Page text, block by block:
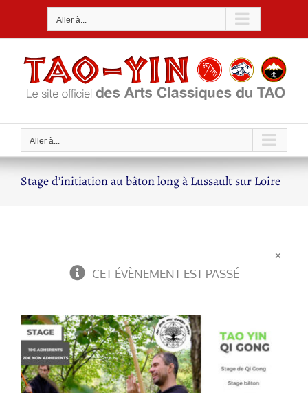
Aller à...
Aller à...
Stage d’initiation au bâton long à Lussault sur Loire
CET ÉVÈNEMENT EST PASSÉ
×